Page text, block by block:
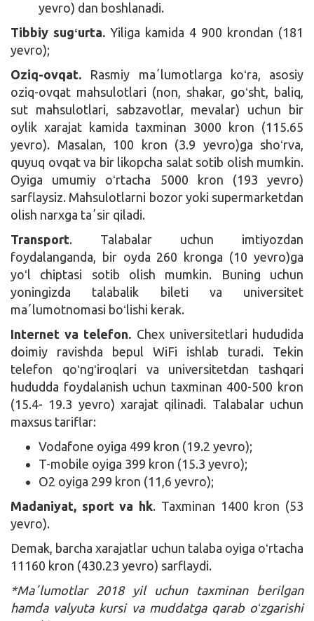
yevro) dan boshlanadi.
Tibbiy sugʻurta. Yiliga kamida 4 900 krondan (181
yevro);
Oziq-ovqat. Rasmiy maʼlumotlarga koʻra, asosiy
oziq-ovqat mahsulotlari (non, shakar, goʻsht, baliq,
sut mahsulotlari, sabzavotlar, mevalar) uchun bir
oylik xarajat kamida taxminan 3000 kron (115.65
yevro). Masalan, 100 kron (3.9 yevro)ga shoʻrva,
quyuq ovqat va bir likopcha salat sotib olish mumkin.
Oyiga umumiy oʻrtacha 5000 kron (193 yevro)
sarflaysiz. Mahsulotlarni bozor yoki supermarketdan
olish narxga taʼsir qiladi.
Transport. Talabalar uchun imtiyozdan
foydalanganda, bir oyda 260 kronga (10 yevro)ga
yoʻl chiptasi sotib olish mumkin. Buning uchun
yoningizda talabalik bileti va universitet
maʼlumotnomasi boʻlishi kerak.
Internet va telefon. Chex universitetlari hududida
doimiy ravishda bepul WiFi ishlab turadi. Tekin
telefon qoʻngʻiroqlari va universitetdan tashqari
hududda foydalanish uchun taxminan 400-500 kron
(15.4- 19.3 yevro) xarajat qilinadi. Talabalar uchun
maxsus tariflar:
Vodafone oyiga 499 kron (19.2 yevro);
T-mobile oyiga 399 kron (15.3 yevro);
O2 oyiga 299 kron (11,6 yevro);
Madaniyat, sport va hk. Taxminan 1400 kron (53
yevro).
Demak, barcha xarajatlar uchun talaba oyiga oʻrtacha
11160 kron (430.23 yevro) sarflaydi.
*Maʼlumotlar 2018 yil uchun taxminan berilgan
hamda valyuta kursi va muddatga qarab oʻzgarishi